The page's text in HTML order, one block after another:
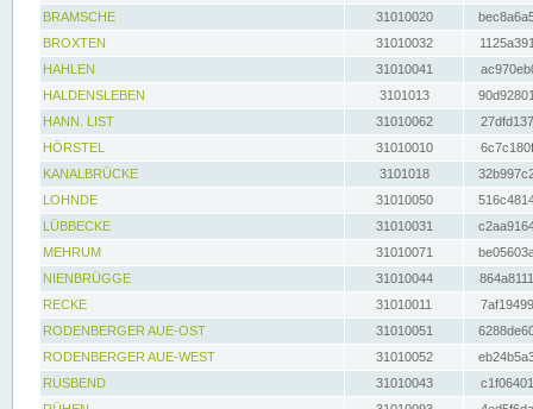
BRAMSCHE
31010020
BROXTEN
31010032
HAHLEN
31010041
HALDENSLEBEN
3101013
HANN. LIST
31010062
HÖRSTEL
31010010
KANALBRÜCKE
3101018
LOHNDE
31010050
LÜBBECKE
31010031
MEHRUM
31010071
NIENBRÜGGE
31010044
RECKE
31010011
RODENBERGER AUE-OST
31010051
RODENBERGER AUE-WEST
31010052
RUSBEND
31010043